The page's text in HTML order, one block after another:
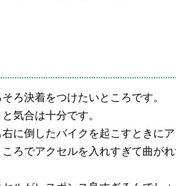
ろ決着をつけたいところです。
気合は十分です。
に倒したバイクを起こすときに
ろでアクセルを入れすぎて曲が